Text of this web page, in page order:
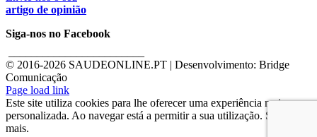
artigo de opinião
Siga-nos no Facebook
© 2016-2026 SAUDEONLINE.PT | Desenvolvimento: Bridge
Comunicação
Page load link
Este site utiliza cookies para lhe oferecer uma experiência mais
personalizada. Ao navegar está a permitir a sua utilização. Saber
mais.